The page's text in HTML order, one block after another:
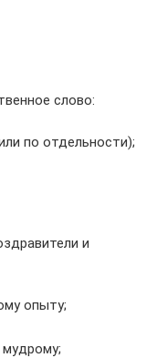
слово:
по отдельности);
и
опыту;